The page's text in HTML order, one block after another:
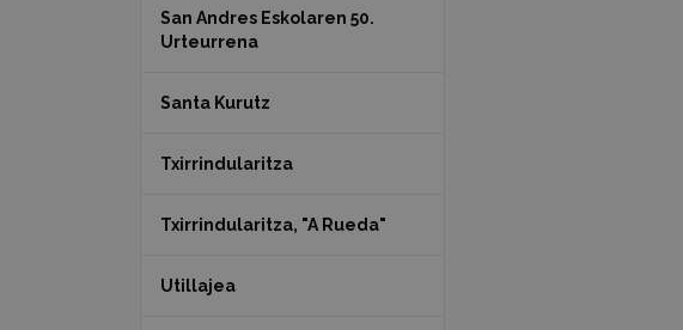
San Andres Eskolaren 50.
Urteurrena
Santa Kurutz
Txirrindularitza
Txirrindularitza, "A Rueda"
Utillajea